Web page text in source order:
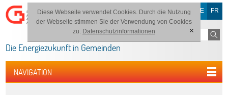
Diese Webseite verwendet Cookies. Durch die Nutzung
der Webseite stimmen Sie der Verwendung von Cookies
zu. Datenschutzinformationen [x]
FR
DE
Die Energiezukunft in Gemeinden
NAVIGATION